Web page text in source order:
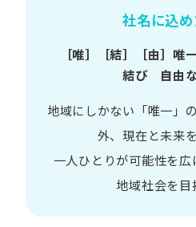
社名に込
［唯］​［結］​［由］ 唯
結び 自由
地域に​しかない​「唯一」
外、​現在と​未来
一人​ひとりが​可能性を​広
地域社会を​目